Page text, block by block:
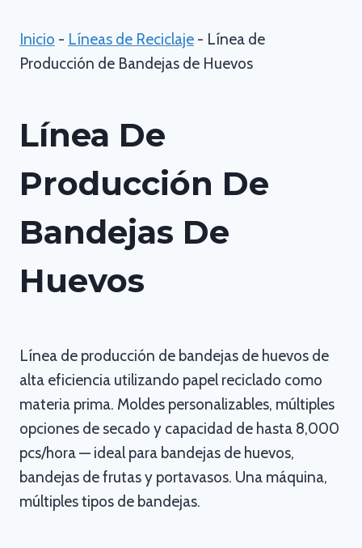
Inicio - Líneas de Reciclaje - Línea de
Producción de Bandejas de Huevos
Línea De
Producción De
Bandejas De
Huevos
Línea de producción de bandejas de huevos de
alta eficiencia utilizando papel reciclado como
materia prima. Moldes personalizables, múltiples
opciones de secado y capacidad de hasta 8,000
pcs/hora — ideal para bandejas de huevos,
bandejas de frutas y portavasos. Una máquina,
múltiples tipos de bandejas.